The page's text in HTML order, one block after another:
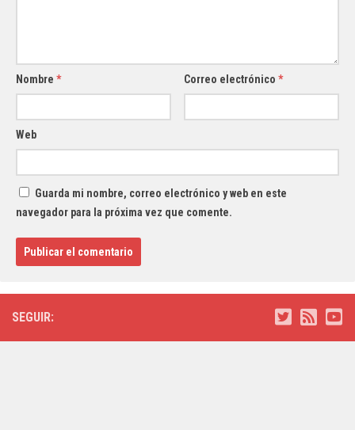
Nombre * Correo electrónico*
Web
Guarda mi nombre, correo electrónico y web en este
navegador para la próxima vez que comente.
SEGUIR: